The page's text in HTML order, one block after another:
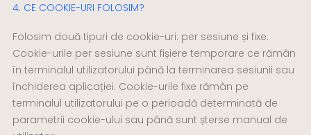
4. CE COOKIE-URI FOLOSIM?
Folosim două tipuri de cookie-uri: per sesiune și fixe.
Cookie-urile per sesiune sunt fișiere temporare ce rămân
în terminalul utilizatorului până la terminarea sesiunii sau
închiderea aplicației. Cookie-urile fixe rămân pe
terminalul utilizatorului pe o perioadă determinată de
parametrii cookie-ului sau până sunt șterse manual de